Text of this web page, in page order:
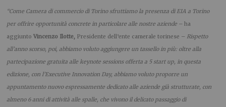
“Come Camera di commercio di Torino sfruttiamo la presenza di EIA a Torino
per offrire opportunità concrete in particolare alle nostre aziende – ha
aggiuntoVincenzo Ilotte, Presidente dell’ente camerale torinese – Rispetto
all’anno scorso, poi, abbiamo voluto aggiungere un tassello in più: oltre alla
partecipazione gratuita alle keynote sessions offerta a 5 start up, in questa
edizione, con l’Executive Innovation Day, abbiamo voluto proporre un
appuntamento nuovo espressamente dedicato alle aziende già strutturate, con
almeno 6 anni di attività alle spalle, che vivono il delicato passaggio di